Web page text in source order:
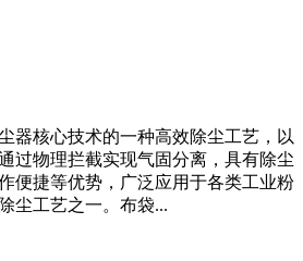
器核心技术的一种高效除尘工艺，以
过物理拦截实现气固分离，具有除尘
便捷等优势，广泛应用于各类工业粉
尘工艺之一。布袋...